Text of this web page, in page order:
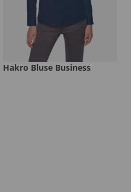
Hakro Bluse Business